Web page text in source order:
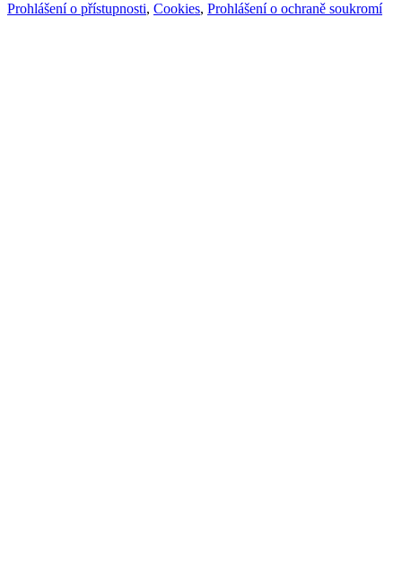
Prohlášení o přístupnosti, Cookies, Prohlášení o ochraně soukromí